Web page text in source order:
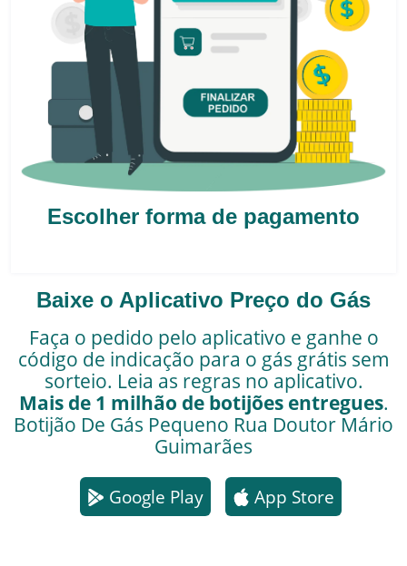
Escolher forma de pagamento
Baixe o Aplicativo Preço do Gás
Faça o pedido pelo aplicativo e ganhe o
código de indicação para o gás grátis sem
sorteio. Leia as regras no aplicativo.
Mais de 1 milhão de botijões entregues.
Botijão De Gás Pequeno Rua Doutor Mário
Guimarães
Google Play App Store